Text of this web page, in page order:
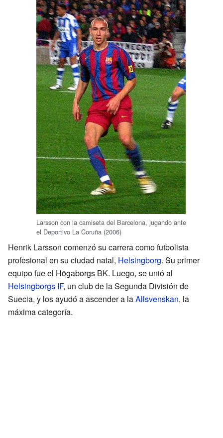
Larsson con la camiseta del Barcelona, jugando ante
el Deportivo La Coruña (2006)
Henrik Larsson comenzó su carrera como futbolista
profesional en su ciudad natal, Helsingborg. Su primer
equipo fue el Högaborgs BK. Luego, se unió al
Helsingborgs IF, un club de la Segunda División de
Suecia, y los ayudó a ascender a laAllsvenskan, la
máxima categoría.